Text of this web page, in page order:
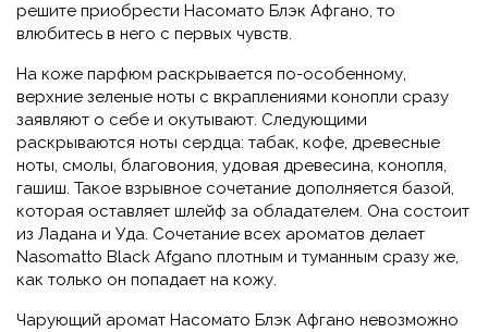
решите приобрести Насомато Блэк Афгано, то
влюбитесь в него с первых чувств.
На коже парфюм раскрывается по-особенному,
верхние зеленые ноты с вкраплениями конопли сразу
заявляют о себе и окутывают. Следующими
раскрываются ноты сердца: табак, кофе, древесные
ноты, смолы, благовония, удовая древесина, конопля,
гашиш. Такое взрывное сочетание дополняется базой,
которая оставляет шлейф за обладателем. Она состоит
из Ладана и Уда. Сочетание всех ароматов делает
Nasomatto Black Afgano плотным и туманным сразу же,
как только он попадает на кожу.
Чарующий аромат Насомато Блэк Афгано невозможно